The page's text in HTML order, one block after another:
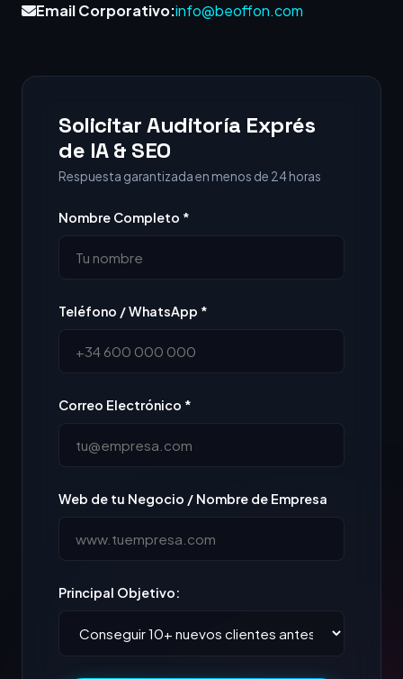
Email Corporativo:info@beoffon.com
Solicitar Auditoría Exprés
de IA & SEO
Respuesta garantizada en menos de 24 horas
Nombre Completo *
Teléfono / WhatsApp *
Correo Electrónico *
Web de tu Negocio / Nombre de Empresa
Principal Objetivo: